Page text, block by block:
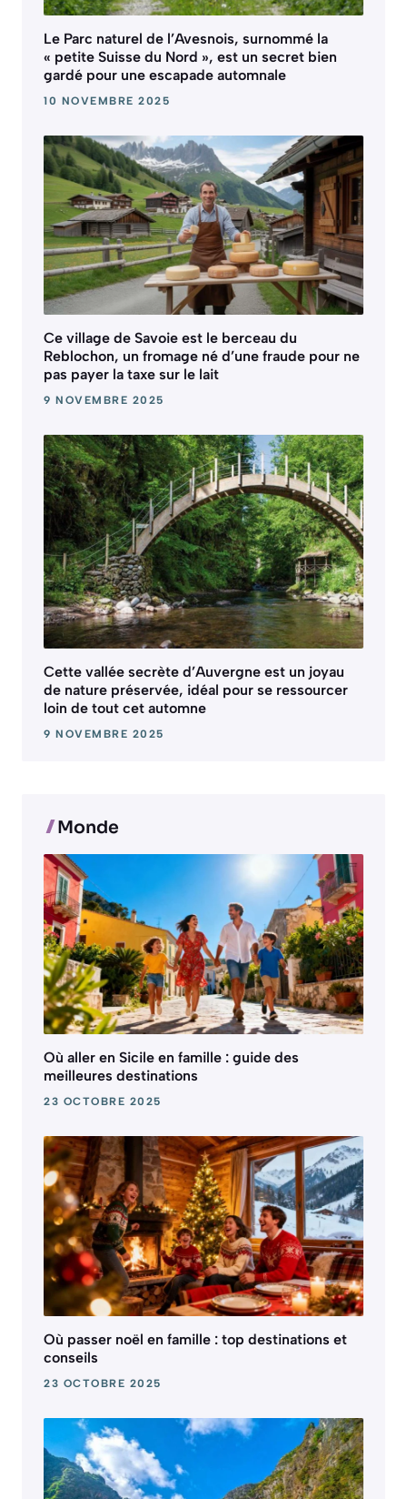
Le Parc naturel de l’Avesnois, surnommé la
« petite Suisse du Nord », est un secret bien
gardé pour une escapade automnale
10 NOVEMBRE 2025
Ce village de Savoie est le berceau du
Reblochon, un fromage né d’une fraude pour ne
pas payer la taxe sur le lait
9 NOVEMBRE 2025
Cette vallée secrète d’Auvergne est un joyau
de nature préservée, idéal pour se ressourcer
loin de tout cet automne
9 NOVEMBRE 2025
Monde
Où aller en Sicile en famille : guide des
meilleures destinations
23 OCTOBRE 2025
Où passer noël en famille : top destinations et
conseils
23 OCTOBRE 2025